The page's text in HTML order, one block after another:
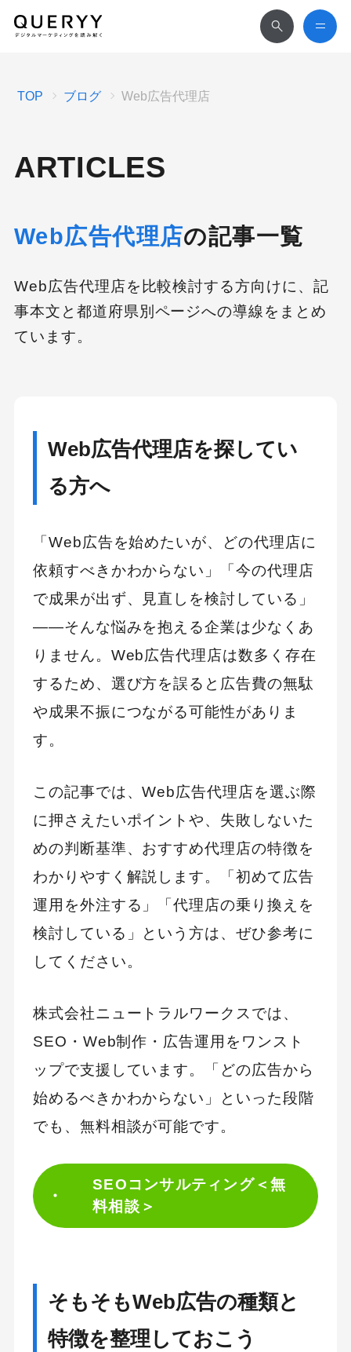
TOP ブログ Web広告代理店
ARTICLES
Web広告代理店の記事一覧
Web広告代理店を比較検討する方向けに、記
事本文と都道府県別ページへの導線をまとめ
ています。
Web広告代理店を探してい
る方へ
「Web広告を始めたいが、どの代理店に
依頼すべきかわからない」「今の代理店
で成果が出ず、見直しを検討している」
――そんな悩みを抱える企業は少なくあ
りません。Web広告代理店は数多く存在
するため、選び方を誤ると広告費の無駄
や成果不振につながる可能性がありま
す。
この記事では、Web広告代理店を選ぶ際
に押さえたいポイントや、失敗しないた
めの判断基準、おすすめ代理店の特徴を
わかりやすく解説します。「初めて広告
運用を外注する」「代理店の乗り換えを
検討している」という方は、ぜひ参考に
してください。
株式会社ニュートラルワークスでは、
SEO・Web制作・広告運用をワンスト
ップで支援しています。「どの広告から
始めるべきかわからない」といった段階
でも、無料相談が可能です。
SEOコンサルティング＜無
料相談＞
そもそもWeb広告の種類と
特徴を整理しておこう